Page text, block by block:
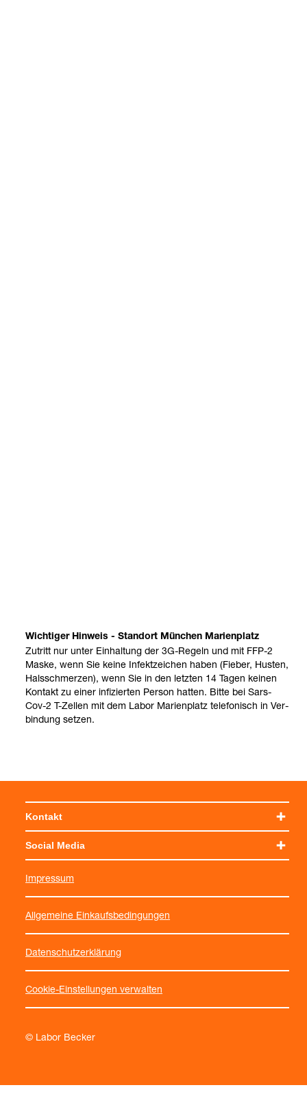
Wich­ti­ger Hin­weis - Stand­ort Mün­chen Mari­en­platz
Zutritt nur unter Ein­hal­tung der 3G-​Regeln und mit FFP-​2
Maske, wenn Sie keine Infekt­zei­chen haben (Fie­ber, Hus­ten,
Hals­schmer­zen), wenn Sie in den letz­ten 14 Tagen kei­nen
Kon­takt zu einer infi­zier­ten Per­son hat­ten. Bitte bei Sars-​
Cov-​2 T-​Zel­len mit dem Labor Mari­en­platz tele­fo­nisch in Ver­
bin­dung set­zen.
Kontakt
Social Media
Impressum
Allgemeine Einkaufsbedingungen
Datenschutzerklärung
Cookie-Einstellungen verwalten
© Labor Becker